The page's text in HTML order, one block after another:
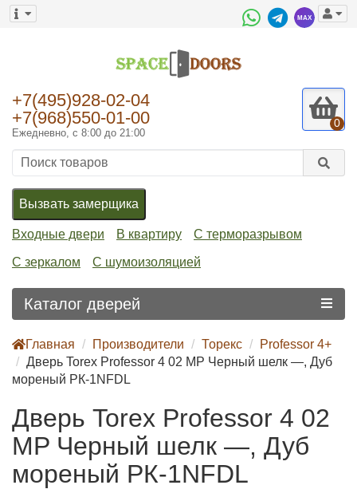
+7(495)928-02-04
+7(968)550-01-00
Ежедневно, с 8:00 до 21:00
0
Вызвать замерщика
Входные двери В квартиру С терморазрывом
С зеркалом С шумоизоляцией
Каталог дверей
Главная Производители Торекс
Professor 4+
Дверь Torex Professor 4 02 MP Черный шелк —, Дуб
мореный РК-1NFDL
Дверь Torex Professor 4 02
MP Черный шелк —, Дуб
мореный РК-1NFDL